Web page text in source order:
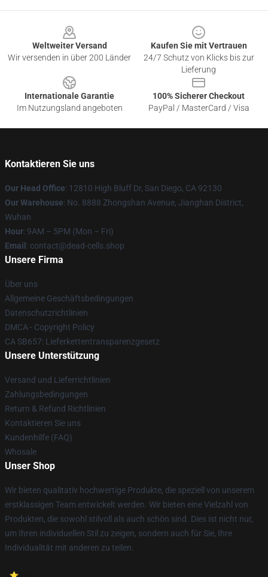
Weltweiter Versand
Wir versenden in über 200 Länder
Kaufen Sie mit Vertrauen
24/7 Schutz von Klicks bis zur
Lieferung
Internationale Garantie
Im Nutzungsland angeboten
100% Sicherer Checkout
PayPal / MasterCard / Visa
Kontaktieren Sie uns
Our Head Office: 12810 High Bluff Dr, San Diego, CA 92130
Our Warehouse: No. 8888 Zhongshan Avenue, Jianghan District,
Wuhan
Hour: 9AM – 5PM (Mon – Fri)
Email : contact@dead-cells.shop
Unsere Firma
Über uns
Allgemeine Geschäftsbedingungen
Datenschutzrichtlinien
DMCA - Copyright Policy
CA SB657: Lieferkettentransparenzgesetz
Unsere Unterstützung
Versand und Lieferrichtlinien
Zahlungsbedingungen
Return & Refund Richtlinien
Kontaktieren Sie uns
Kundenhilfe (FAQ)
Whosale
Unser Shop
Wir bieten qualitativ hochwertige Produkte, die speziell von unserem
erstklassigen Team entwickelt werden. Wir bieten eine Vielzahl von
Produkten, die sowohl stilvoll als auch schön sind. Dies ist nicht nur,
um Ihren individuellen Stil zu zeigen, sondern auch für Sie, Ihre
Individualität mit anderen zu teilen.